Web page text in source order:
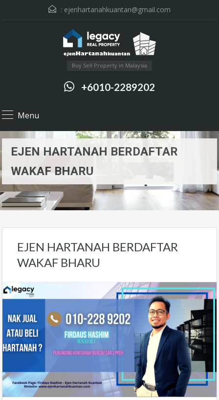
: ejenhartanahkuantan@gmail.com
Buy Sell Property in Malaysia
+6010-2289202
Menu
EJEN HARTANAH BERDAFTAR
WAKAF BHARU
EJEN HARTANAH BERDAFTAR
WAKAF BHARU